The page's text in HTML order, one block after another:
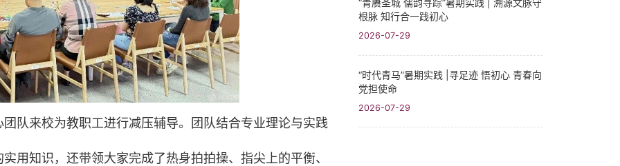
队来校为教职工进行减压辅导。团队结合专业理论与实践
用知识，还带领大家完成了热身拍拍操、指尖上的平衡、
“青赓圣城 儒韵寻踪”暑期实践​ | 溯源文脉守
根脉 知行合一践初心
2026-07-29
“时代青马”暑期实践 |寻足迹 悟初心 青春向
党担使命
2026-07-29